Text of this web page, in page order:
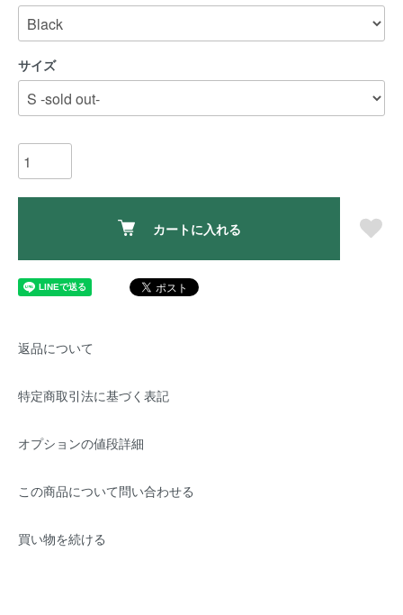
サイズ
カートに入れる
返品について
特定商取引法に基づく表記
オプションの値段詳細
この商品について問い合わせる
買い物を続ける